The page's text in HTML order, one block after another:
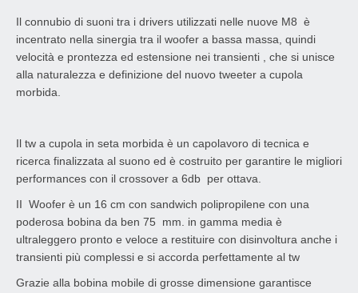
Il connubio di suoni tra i drivers utilizzati nelle nuove M8 è
incentrato nella sinergia tra il woofer a bassa massa, quindi
velocità e prontezza ed estensione nei transienti , che si unisce
alla naturalezza e definizione del nuovo tweeter a cupola
morbida.
Il tw a cupola in seta morbida è un capolavoro di tecnica e
ricerca finalizzata al suono ed è costruito per garantire le migliori
performances con il crossover a 6db per ottava.
II Woofer è un 16 cm con sandwich polipropilene con una
poderosa bobina da ben 75 mm. in gamma media è
ultraleggero pronto e veloce a restituire con disinvoltura anche i
transienti più complessi e si accorda perfettamente al tw
Grazie alla bobina mobile di grosse dimensione garantisce